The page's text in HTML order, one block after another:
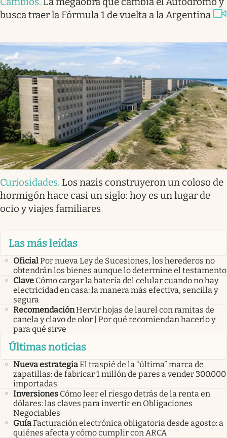
busca traer la Fórmula 1 de vuelta a la Argentina
Curiosidades. Los nazis construyeron un coloso de
hormigón hace casi un siglo: hoy es un lugar de
ocio y viajes familiares
Las más leídas
OficialPor nueva Ley de Sucesiones, los herederos no
obtendrán los bienes aunque lo determine el testamento
Clave Cómo cargar la batería del celular cuando no hay
electricidad en casa: la manera más efectiva, sencilla y
segura
RecomendaciónHervir hojas de laurel con ramitas de
canela y clavo de olor | Por qué recomiendan hacerlo y
para qué sirve
Últimas noticias
Nueva estrategiaEl traspié de la “última” marca de
zapatillas: de fabricar 1 millón de pares a vender 300.000
importadas
Inversiones Cómo leer el riesgo detrás de la renta en
dólares: las claves para invertir en Obligaciones
Negociables
GuíaFacturación electrónica obligatoria desde agosto: a
quiénes afecta y cómo cumplir con ARCA